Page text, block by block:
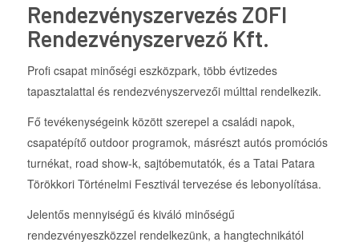
Rendezvényszervezés ZOFI
Rendezvényszervező Kft.
Profi csapat minőségi eszközpark, több évtizedes
tapasztalattal és rendezvényszervezői múlttal rendelkezik.
Fő tevékenységeink között szerepel a családi napok,
csapatépítő outdoor programok, másrészt autós promóciós
turnékat, road show-k, sajtóbemutatók, és a Tatai Patara
Törökkori Történelmi Fesztivál tervezése és lebonyolítása.
Jelentős mennyiségű és kiváló minőségű
rendezvényeszközzel rendelkezünk, a hangtechnikától